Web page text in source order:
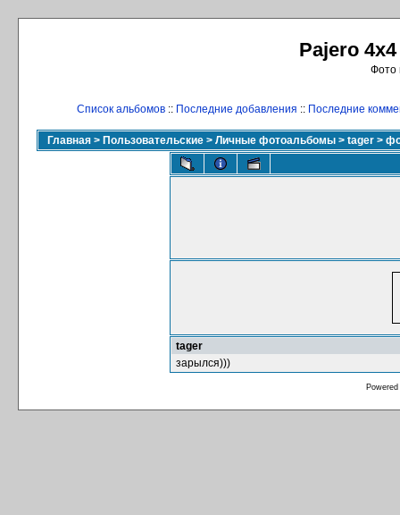
Pajero
Фото
Список альбомов :: Последние добавления :: Последние
Главная > Пользовательские > Личные фотоальбомы > tager >
tager
зарылся)))